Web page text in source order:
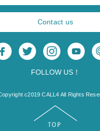
Contact us
FOLLOW US！
c2019 CALL4 All Rights